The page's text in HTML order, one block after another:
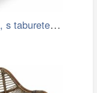
Křeslo ušák, s taburetem, látka…